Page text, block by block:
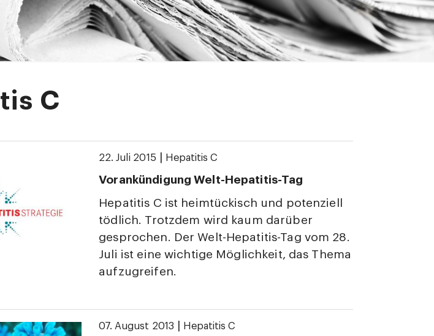
C
22. Juli 2015 Hepatitis C
Vorankündigung Welt-Hepatitis-Tag
Hepatitis C ist heimtückisch und potenziell
tödlich. Trotzdem wird kaum darüber
gesprochen. Der Welt-Hepatitis-Tag vom 28.
Juli ist eine wichtige Möglichkeit, das Thema
aufzugreifen.
07. August 2013 Hepatitis C